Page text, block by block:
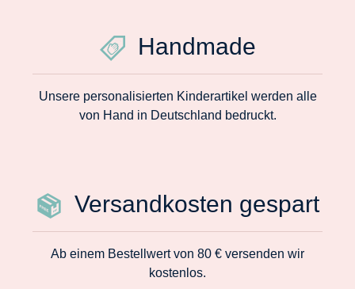
Handmade
Unsere personalisierten Kinderartikel werden alle
von Hand in Deutschland bedruckt.
Versandkosten gespart
Ab einem Bestellwert von 80 € versenden wir
kostenlos.